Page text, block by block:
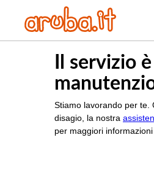
Il servizio
Stiamo lavorando per te.
disagio, la nostra
per maggiori informazioni